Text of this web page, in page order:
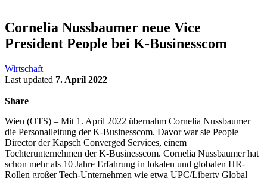
Cornelia Nussbaumer neue Vice
President People bei K-Businesscom
Wirtschaft
Last updated 7. April 2022
Share
Wien (OTS) – Mit 1. April 2022 übernahm Cornelia Nussbaumer
die Personalleitung der K-Businesscom. Davor war sie People
Director der Kapsch Converged Services, einem
Tochterunternehmen der K-Businesscom. Cornelia Nussbaumer hat
schon mehr als 10 Jahre Erfahrung in lokalen und globalen HR-
Rollen großer Tech-Unternehmen wie etwa UPC/Liberty Global